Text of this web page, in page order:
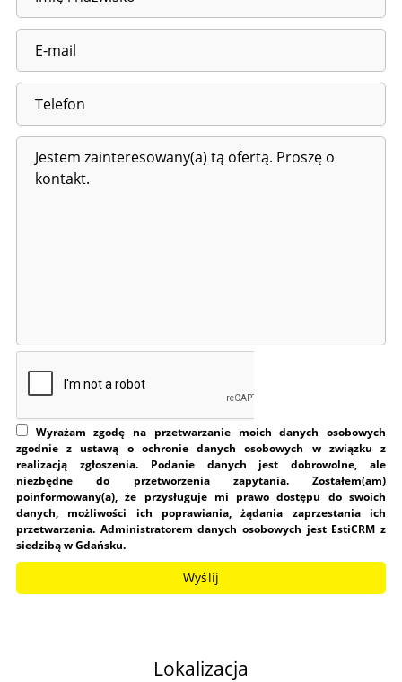
Wyrażam zgodę na przetwarzanie moich danych osobowych
zgodnie z ustawą o ochronie danych osobowych w związku z
realizacją zgłoszenia. Podanie danych jest dobrowolne, ale
niezbędne do przetworzenia zapytania. Zostałem(am)
poinformowany(a), że przysługuje mi prawo dostępu do swoich
danych, możliwości ich poprawiania, żądania zaprzestania ich
przetwarzania. Administratorem danych osobowych jest EstiCRM z
siedzibą w Gdańsku.
Lokalizacja